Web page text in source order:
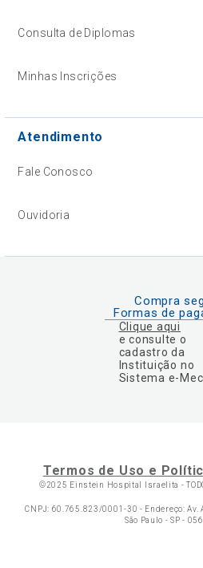
Consulta de Diplomas
Minhas Inscrições
Atendimento
Fale Conosco
Ouvidoria
Compra
Formas de
Clique aqui
e consulte o
cadastro da
Instituição no
Sistema e-Mec
Termos de Uso e
©2025 Einstein Hospital Israelita -
CNPJ: 60.765.823/0001-30 - Endereço:
São Paulo - SP -